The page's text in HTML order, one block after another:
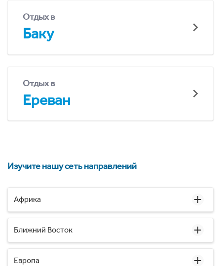
Отдых в
Баку
Отдых в
Ереван
Изучите нашу сеть направлений
Африка
Ближний Восток
Европа